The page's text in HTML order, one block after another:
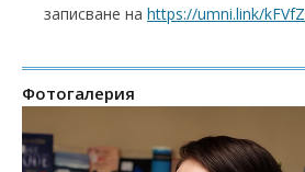
записване на https://umni.link/kFVfZ
Фотогалерия